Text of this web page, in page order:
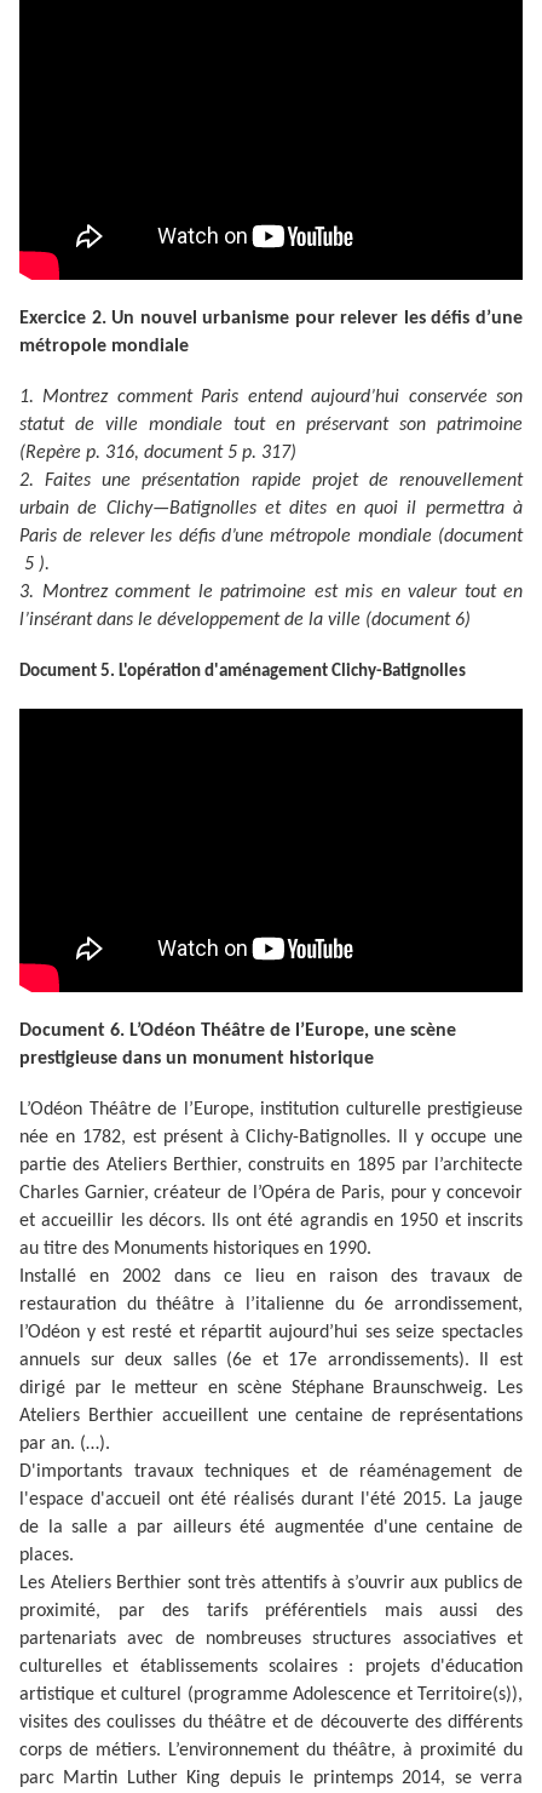
Exercice 2. Un nouvel urbanisme pour relever les défis d’une
métropole mondiale
1. Montrez comment Paris entend aujourd’hui conservée son
statut de ville mondiale tout en préservant son patrimoine
(Repère p. 316, document 5 p. 317)
2. Faites une présentation rapide projet de renouvellement
urbain de Clichy—Batignolles et dites en quoi il permettra à
Paris de relever les défis d’une métropole mondiale (document
5 ).
3. Montrez comment le patrimoine est mis en valeur tout en
l’insérant dans le développement de la ville (document 6)
Document 5. L'opération d'aménagement Clichy-Batignolles
Document 6. L’Odéon Théâtre de l’Europe, une scène
prestigieuse dans un monument historique
L’Odéon Théâtre de l’Europe, institution culturelle prestigieuse
née en 1782, est présent à Clichy-Batignolles. Il y occupe une
partie des Ateliers Berthier, construits en 1895 par l’architecte
Charles Garnier, créateur de l’Opéra de Paris, pour y concevoir
et accueillir les décors. Ils ont été agrandis en 1950 et inscrits
au titre des Monuments historiques en 1990.
Installé en 2002 dans ce lieu en raison des travaux de
restauration du théâtre à l’italienne du 6e arrondissement,
l’Odéon y est resté et répartit aujourd’hui ses seize spectacles
annuels sur deux salles (6e et 17e arrondissements). Il est
dirigé par le metteur en scène Stéphane Braunschweig.
Les
Ateliers Berthier accueillent une centaine de représentations
par an. (…).
D'importants travaux techniques et de réaménagement de
l'espace d'accueil ont été réalisés durant l'été 2015. La jauge
de la salle a par ailleurs été augmentée d'une centaine de
places.
Les Ateliers Berthier sont très attentifs à s’ouvrir aux publics de
proximité, par des tarifs préférentiels mais aussi des
partenariats avec de nombreuses structures associatives et
culturelles et établissements scolaires : projets d'éducation
artistique et culturel (programme Adolescence et Territoire(s)),
visites des coulisses du théâtre et de découverte des différents
corps de métiers. L’environnement du théâtre, à proximité du
parc Martin Luther King depuis le printemps 2014, se verra